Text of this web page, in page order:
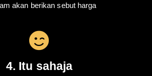
akan berikan sebut harga
4. Itu sahaja